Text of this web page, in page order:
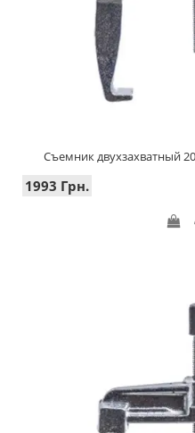
Съемник двухзахватный
1993 Грн.